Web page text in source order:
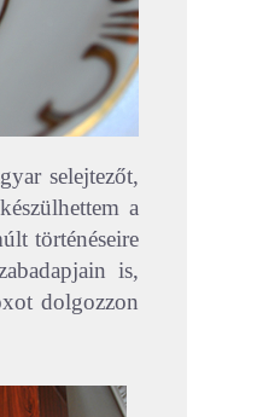
selejtezőt,
a
történéseire
is,
dolgozzon